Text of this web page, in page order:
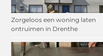
Zorgeloos een woning laten
ontruimen in Drenthe